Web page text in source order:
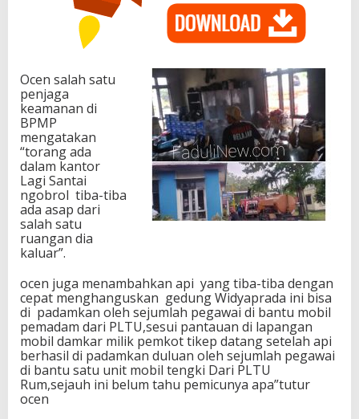
Ocen salah satu
penjaga
keamanan di
BPMP
mengatakan
“torang ada
dalam kantor
Lagi Santai
ngobrol tiba-tiba
ada asap dari
salah satu
ruangan dia
kaluar”.
ocen juga menambahkan api yang tiba-tiba dengan
cepat menghanguskan gedung Widyaprada ini bisa
di padamkan oleh sejumlah pegawai di bantu mobil
pemadam dari PLTU,sesui pantauan di lapangan
mobil damkar milik pemkot tikep datang setelah api
berhasil di padamkan duluan oleh sejumlah pegawai
di bantu satu unit mobil tengki Dari PLTU
Rum,sejauh ini belum tahu pemicunya apa”tutur
ocen